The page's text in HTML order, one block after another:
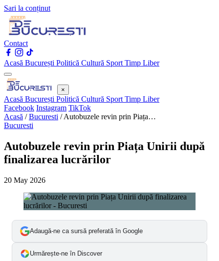
Sari la conținut
Contact
Acasă București Politică Cultură Sport Timp Liber
×
Acasă București Politică Cultură Sport Timp Liber
Facebook Instagram TikTok
Acasă /Bucuresti /Autobuzele revin prin Piața…
Bucuresti
Autobuzele revin prin Piața Unirii după
finalizarea lucrărilor
20 May 2026
Adaugă-ne ca sursă preferată în Google
Urmărește-ne în Discover